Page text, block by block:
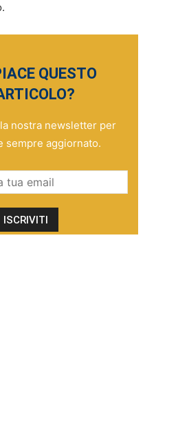
QUESTO
nostra newsletter per
sempre aggiornato.